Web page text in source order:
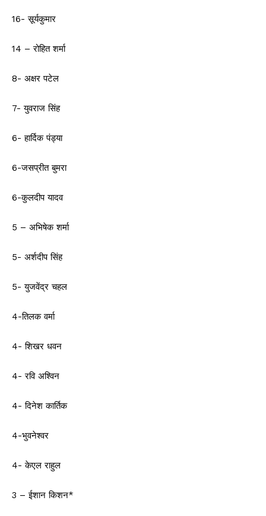
16- सूर्यकुमार
14 – रोहित शर्मा
8- अक्षर पटेल
7- युवराज सिंह
6- हार्दिक पंड्या
6-जसप्रीत बुमरा
6-कुलदीप यादव
5 – अभिषेक शर्मा
5- अर्शदीप सिंह
5- युजवेंद्र चहल
4-तिलक वर्मा
4- शिखर धवन
4- रवि अश्विन
4- दिनेश कार्तिक
4-भुवनेश्वर
4- केएल राहुल
3 – ईशान किशन*